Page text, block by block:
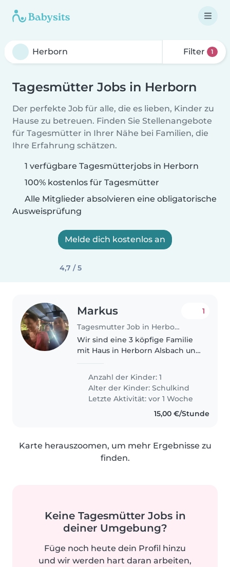
Filter 1
Tagesmütter Jobs in Herborn
Der perfekte Job für alle, die es lieben, Kinder zu
Hause zu betreuen. Finden Sie Stellenangebote
für Tagesmütter in Ihrer Nähe bei Familien, die
Ihre Erfahrung schätzen.
1 verfügbare Tagesmütterjobs in Herborn
100% kostenlos für Tagesmütter
Alle Mitglieder absolvieren eine obligatorische
Ausweisprüfung
Melde dich kostenlos an
4,7 / 5
Markus
Tagesmutter Job in Herborn
1
Wir sind eine 3 köpfige Familie
mit Haus in Herborn Alsbach und
Tochter 6 Jahre eine Spiel und
Bastelpartnerin für manche
Dienstage und Donnerstage
und..
Anzahl der Kinder: 1
Alter der Kinder:Schulkind
Letzte Aktivität: vor 1 Woche
15,00 €/Stunde
Karte herauszoomen, um mehr Ergebnisse zu
finden.
Keine Tagesmütter Jobs in
deiner Umgebung?
Füge noch heute dein Profil hinzu
und wir werden hart daran arbeiten,